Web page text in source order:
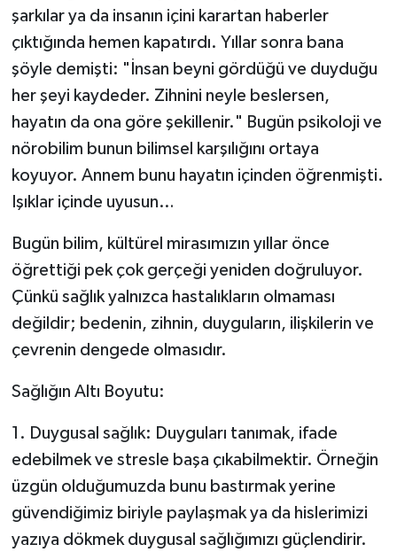
şarkılar ya da insanın içini karartan haberler
çıktığında hemen kapatırdı. Yıllar sonra bana
şöyle demişti: "İnsan beyni gördüğü ve duyduğu
her şeyi kaydeder. Zihnini neyle beslersen,
hayatın da ona göre şekillenir." Bugün psikoloji ve
nörobilim bunun bilimsel karşılığını ortaya
koyuyor. Annem bunu hayatın içinden öğrenmişti.
Işıklar içinde uyusun…
Bugün bilim, kültürel mirasımızın yıllar önce
öğrettiği pek çok gerçeği yeniden doğruluyor.
Çünkü sağlık yalnızca hastalıkların olmaması
değildir; bedenin, zihnin, duyguların, ilişkilerin ve
çevrenin dengede olmasıdır.
Sağlığın Altı Boyutu:
1. Duygusal sağlık: Duyguları tanımak, ifade
edebilmek ve stresle başa çıkabilmektir. Örneğin
üzgün olduğumuzda bunu bastırmak yerine
güvendiğimiz biriyle paylaşmak ya da hislerimizi
yazıya dökmek duygusal sağlığımızı güçlendirir.